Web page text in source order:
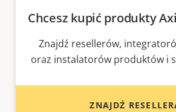
Chcesz kupić produkty
Znajdź resellerów,
oraz instalatorów produktów i
ZNAJDŹ